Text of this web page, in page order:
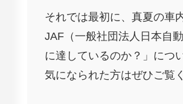
それでは最初に、真夏の車
JAF（一般社団法人日本自
に達しているのか？」につ
気になられた方はぜひご覧